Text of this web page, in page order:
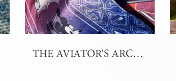
THE AVIATOR'S ARCANA TAROT